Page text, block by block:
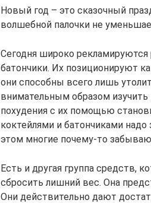
Новый год – это сказочный
волшебной палочки не
Сегодня широко рекламируются
батончики. Их позиционируют
они способны всего лишь
внимательным образом
похудения с их помощью
коктейлями и батончиками
этом многие почему-то
Есть и другая группа средств,
сбросить лишний вес. Она
Они действительно дают